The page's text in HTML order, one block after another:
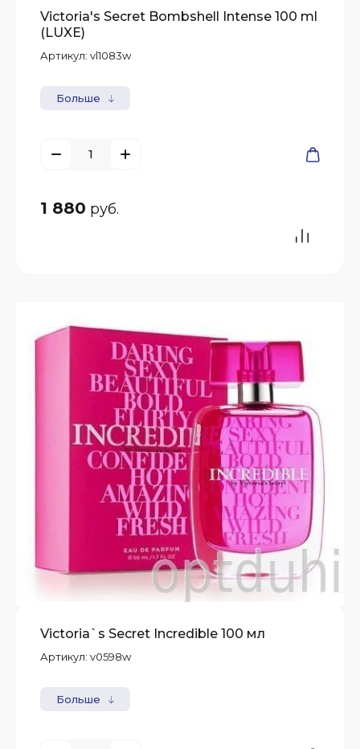
Victoria's Secret Bombshell Intense 100 ml
(LUXE)
Артикул: vl1083w
Больше
1 880 руб.
Victoria`s Secret Incredible 100 мл
Артикул: v0598w
Больше